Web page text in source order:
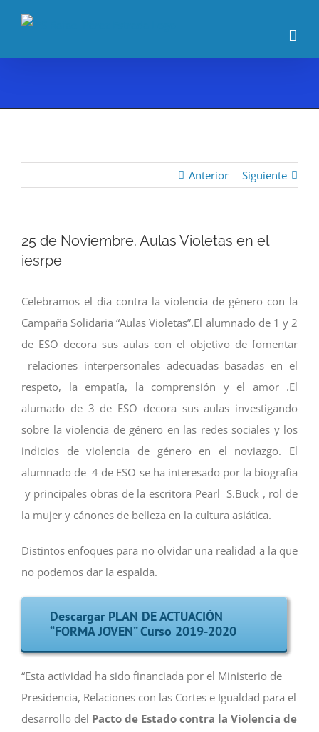
Anterior Siguiente
25 de Noviembre. Aulas Violetas en el
iesrpe
Celebramos el día contra la violencia de género con la
Campaña Solidaria “Aulas Violetas”.El alumnado de 1 y 2
de ESO decora sus aulas con el objetivo de fomentar
relaciones interpersonales adecuadas basadas en el
respeto, la empatía, la comprensión y el amor .El
alumado de 3 de ESO decora sus aulas investigando
sobre la violencia de género en las redes sociales y los
indicios de violencia de género en el noviazgo. El
alumnado de 4 de ESO se ha interesado por la biografía
y principales obras de la escritora Pearl S.Buck , rol de
la mujer y cánones de belleza en la cultura asiática.
Distintos enfoques para no olvidar una realidad a la que
no podemos dar la espalda.
Descargar PLAN DE ACTUACIÓN
“FORMA JOVEN” Curso 2019-2020
“Esta actividad ha sido financiada por el Ministerio de
Presidencia, Relaciones con las Cortes e Igualdad para el
desarrollo del Pacto de Estado contra la Violencia de